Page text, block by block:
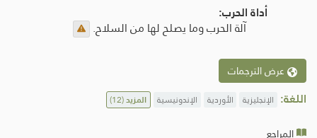
أداة الحرب:
آلة الحرب وما يصلح لها من السلاح.
عرض الترجمات
اللغة: الإنجليزية الأوردية الإندونيسية المزيد(12)
المراجع